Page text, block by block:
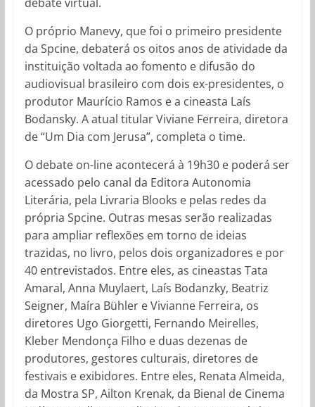
O próprio Manevy, que foi o primeiro presidente
da Spcine, debaterá os oitos anos de atividade da
instituição voltada ao fomento e difusão do
audiovisual brasileiro com dois ex-presidentes, o
produtor Maurício Ramos e a cineasta Laís
Bodansky. A atual titular Viviane Ferreira, diretora
de “Um Dia com Jerusa”, completa o time.
O debate on-line acontecerá à 19h30 e poderá ser
acessado pelo canal da Editora Autonomia
Literária, pela Livraria Blooks e pelas redes da
própria Spcine. Outras mesas serão realizadas
para ampliar reflexões em torno de ideias
trazidas, no livro, pelos dois organizadores e por
40 entrevistados. Entre eles, as cineastas Tata
Amaral, Anna Muylaert, Laís Bodanzky, Beatriz
Seigner, Maíra Bühler e Vivianne Ferreira, os
diretores Ugo Giorgetti, Fernando Meirelles,
Kleber Mendonça Filho e duas dezenas de
produtores, gestores culturais, diretores de
festivais e exibidores. Entre eles, Renata Almeida,
da Mostra SP, Ailton Krenak, da Bienal de Cinema